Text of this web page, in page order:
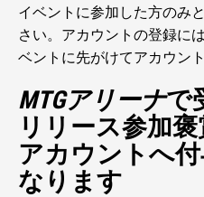
イベントに参加した方のみ
さい。アカウントの登録に
ベントに先がけてアカウン
MTGアリーナで
リリース参加
アカウントへ
なります